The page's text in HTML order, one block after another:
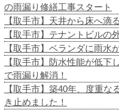
の雨漏り修繕工事スタート
【取手市】天井から床へ滴
【取手市】テナントビルの
【取手市】ベランダに雨水
【取手市】防水性能が低
で雨漏り解消！
【取手市】築40年、度重
き止めました！